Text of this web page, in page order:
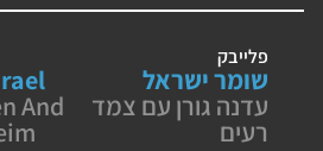
פלייבק
שומר ישראל
עדנה גורן עם צמד
רעים
And